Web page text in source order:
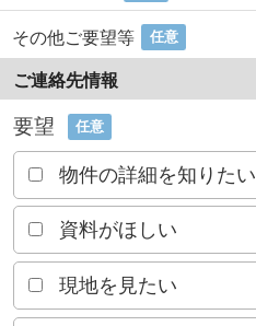
その他ご要望等 任意
ご連絡先情報
要望 任意
物件の詳細を知りたい
資料がほしい
現地を見たい